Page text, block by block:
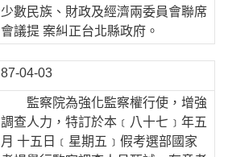
少數民族、財政及經濟兩委員會聯席
會議提 案糾正台北縣政府。
87-04-03
監察院為強化監察權行使，增強
調查人力，特訂於本﹝八十七﹞年五
月 十五日﹝星期五﹞假考選部國家